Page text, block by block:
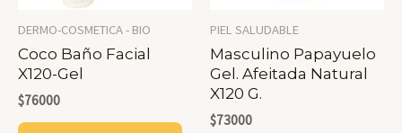
DERMO-COSMETICA - BIO
Coco Baño Facial
X120-Gel
$76000
PIEL SALUDABLE
Masculino Papayuelo
Gel. Afeitada Natural
X120 G.
$73000